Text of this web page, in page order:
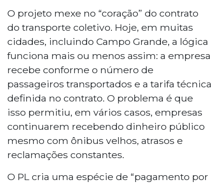
O projeto mexe no “coração” do contrato
do transporte coletivo. Hoje, em muitas
cidades, incluindo Campo Grande, a lógica
funciona mais ou menos assim: a empresa
recebe conforme o número de
passageiros transportados e a tarifa técnica
definida no contrato. O problema é que
isso permitiu, em vários casos, empresas
continuarem recebendo dinheiro público
mesmo com ônibus velhos, atrasos e
reclamações constantes.
O PL cria uma espécie de “pagamento por